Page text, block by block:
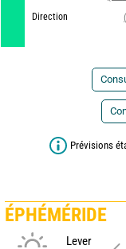
Direction
Prévisions
ÉPHÉMÉRIDE
Lever